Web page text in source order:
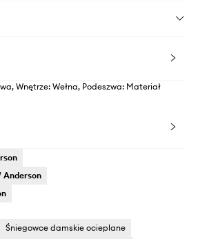
Wnętrze: Wełna, Podeszwa: Materiał
Anderson
Śniegowce damskie ocieplane